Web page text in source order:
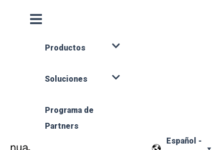
Productos
Soluciones
Programa de
Partners
Español -